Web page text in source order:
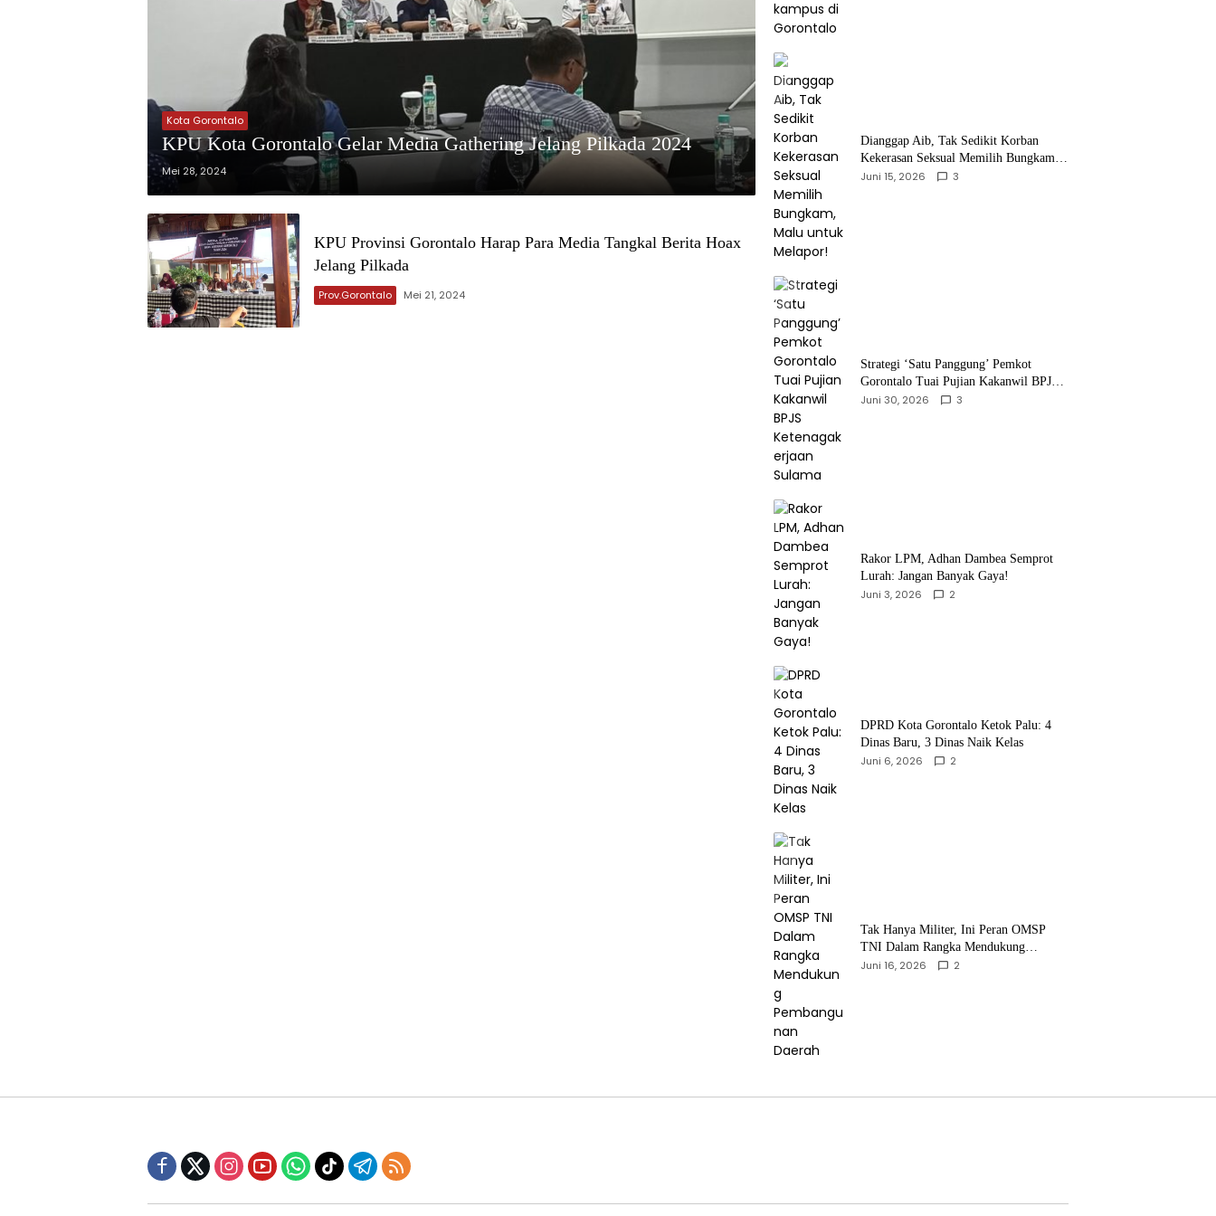
Kota Gorontalo
KPU Kota Gorontalo Gelar Media Gathering Jelang Pilkada 2024
Mei 28, 2024
KPU Provinsi Gorontalo Harap Para Media Tangkal Berita Hoax
Jelang Pilkada
Prov.Gorontalo Mei 21, 2024
‎Dianggap Aib, Tak Sedikit Korban
Kekerasan Seksual Memilih Bungkam,
Malu untuk Melapor!‎
Juni 15, 2026 3
Strategi ‘Satu Panggung’ Pemkot
Gorontalo Tuai Pujian Kakanwil BPJS
Ketenagakerjaan Sulama‎‎
Juni 30, 2026 3
‎Rakor LPM, Adhan Dambea Semprot
Lurah: Jangan Banyak Gaya!‎
Juni 3, 2026 2
‎DPRD Kota Gorontalo Ketok Palu: 4
Dinas Baru, 3 Dinas Naik Kelas
Juni 6, 2026 2
‎Tak Hanya Militer, Ini Peran OMSP
TNI Dalam Rangka Mendukung
Pembangunan Daerah
Juni 16, 2026 2